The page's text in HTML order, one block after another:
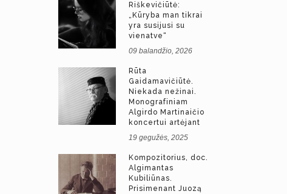
Riškevičiūtė:
„Kūryba man tikrai
yra susijusi su
vienatve“
09 balandžio, 2026
Rūta
Gaidamavičiūtė.
Niekada nežinai.
Monografiniam
Algirdo Martinaičio
koncertui artėjant
19 gegužės, 2025
Kompozitorius, doc.
Algimantas
Kubiliūnas.
Prisimenant Juozą